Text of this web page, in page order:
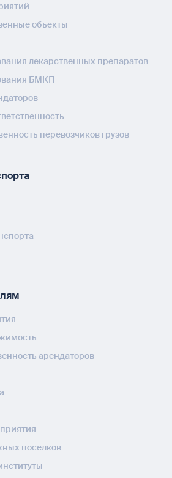
объекты
лекарственных препаратов
БМКП
перевозчиков грузов
арендаторов
поселков